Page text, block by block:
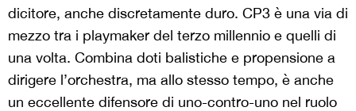
dicitore, anche discretamente duro. CP3 è una via di
mezzo tra i playmaker del terzo millennio e quelli di
una volta. Combina doti balistiche e propensione a
dirigere l’orchestra, ma allo stesso tempo, è anche
un eccellente difensore di uno-contro-uno nel ruolo